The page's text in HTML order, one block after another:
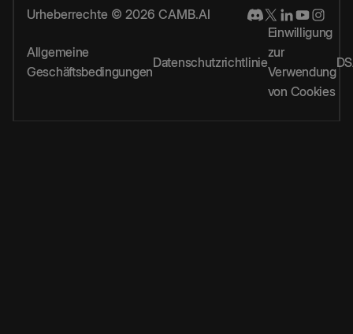
Urheberrechte © 2026 CAMB.AI
Allgemeine
Geschäftsbedingungen
Datenschutzrichtlinie
Einwilligung
zur
Verwendung
von Cookies